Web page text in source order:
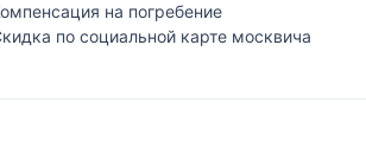
на погребение
по социальной карте москвича